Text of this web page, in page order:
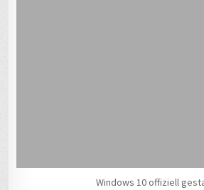
Windows 10 offiziell